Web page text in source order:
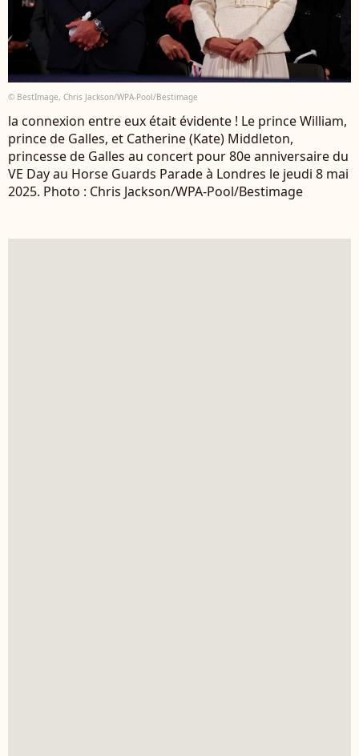
© BestImage, Chris Jackson/WPA-Pool/Bestimage
la connexion entre eux était évidente ! Le prince William,
prince de Galles, et Catherine (Kate) Middleton,
princesse de Galles au concert pour 80e anniversaire du
VE Day au Horse Guards Parade à Londres le jeudi 8 mai
2025. Photo : Chris Jackson/WPA-Pool/Bestimage